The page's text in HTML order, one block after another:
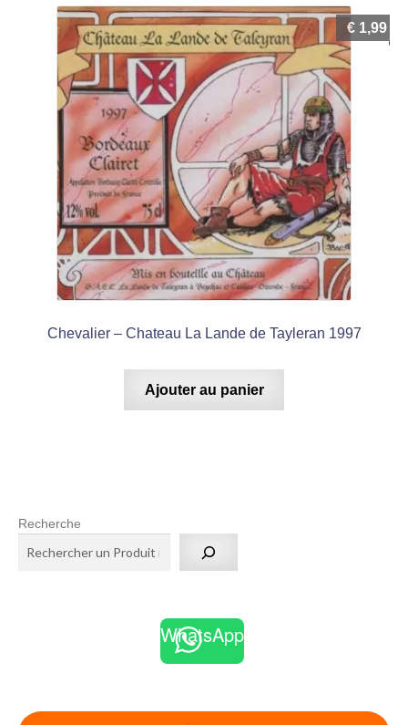
Chevalier – Chateau La Lande de Tayleran 1997
€ 1,99
Ajouter au panier
Recherche
WhatsApp